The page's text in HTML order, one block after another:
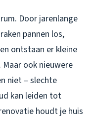
Door jarenlange
pannen los,
ontstaan er kleine
ook nieuwere
niet – slechte
kan leiden tot
houdt je huis